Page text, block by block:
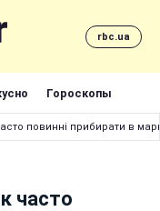
rbc.ua
Гороскопы
повинні прибирати в
часто